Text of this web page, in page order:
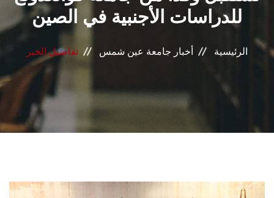
البحث العلمي
المراكز والوحدات
الأنظمة الذكية
للدراسات الأجنبية في الصين
الرئيسية أخبار جامعة عين شمس تفاصيل الخبر